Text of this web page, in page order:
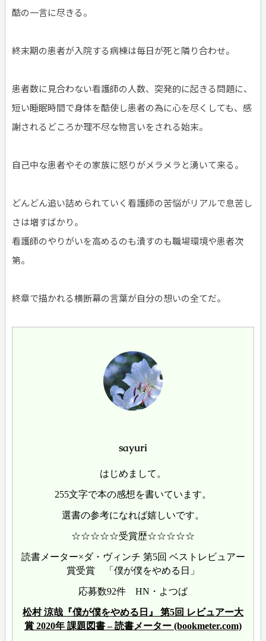
酷の一言に尽きる。
終末期の患者が入院する病棟は毎日が死と隣り合わせ。
患者数に見合わない看護師の人数、突発的に起きる問題に、
短い睡眠時間で身体を酷使し患者の為に心を尽くしても、感
謝されるどころか理不尽な物言いをされる始末。
自己中な患者やその家族に怒りがメラメラと湧いて来る。
どんどん追い詰められていく看護師の苦悩がリアルで息苦し
さは増すばかり。
看護師のやりがいを高めるのも潰すのも職場環境や患者次
第。
終章で描かれる横断幕の言葉が自分の想いの全てだ。
sayuri
はじめまして。
255文字で本の感想を書いています。
選書の参考になれば嬉しいです。
☆☆☆☆☆受賞歴☆☆☆☆☆
読書メーター×ダ・ヴィンチ 第5回 ベストレビュアー
賞受賞 「僕が僕をやめる日」
応募数92件 HN・よつば
松村 涼哉『僕が僕をやめる日』 第5回 レビュアー大
賞 2020年 課題図書 – 読書メーター (bookmeter.com)